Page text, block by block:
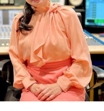
物色して、（49歳）にも
モテるな～」なんて（勘
高校教師ですわ。社会性
けど、こんな男と結婚し
を糧にして前を向いて。
「『公務員を元気に 国民
家公務員が安心して働け
家公務員として採用した
するルール作りを通し
ています」と説明しま
制度を作る人たち”という